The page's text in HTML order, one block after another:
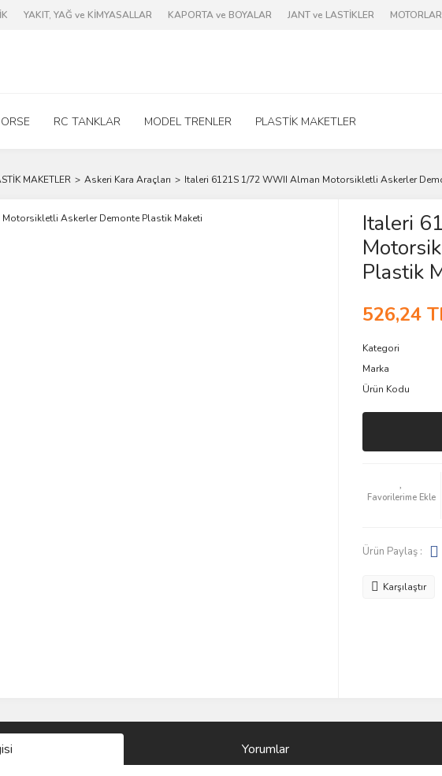
YAKIT, YAĞ ve KİMYASALLAR KAPORTA ve BOYALAR JANT ve LASTİKLER
RC TANKLAR MODEL TRENLER PLASTİK MAKETLER
MAKETLER Askeri Kara Araçları Italeri 6121S 1/72 WWII Alman Motorsikletli Askerler
Italeri
Plastik
526,24
Kategori
Marka
Ürün Kodu
Ürün Paylaş :
Karşılaştır
Yorumlar